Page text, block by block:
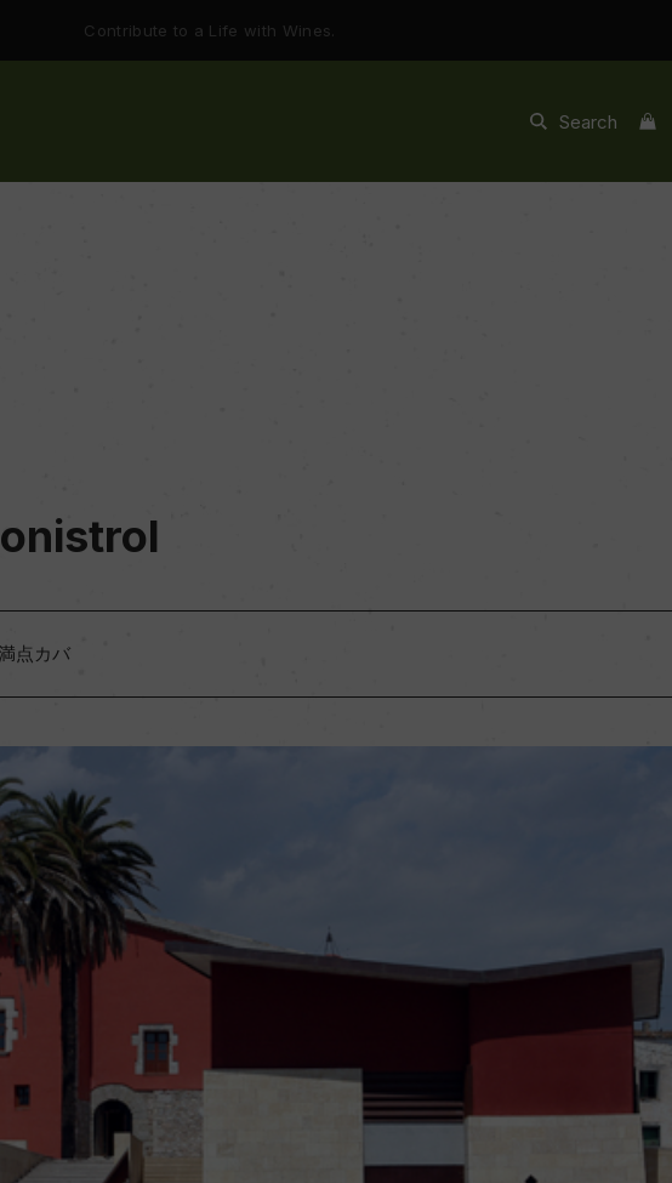
Contribute to a Life with Wines.
Search
点カバ